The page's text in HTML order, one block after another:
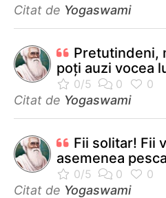
Citat de Yogaswami
Pretutindeni,
poţi auzi vocea
Citat de Yogaswami
Fii solitar! Fii
asemenea
Citat de Yogaswami